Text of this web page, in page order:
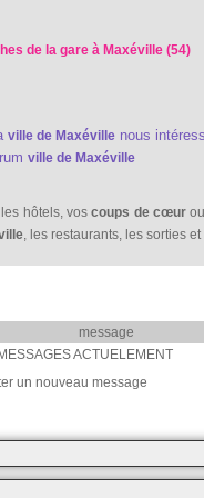
de la gare à Maxéville (54)
ville de Maxéville nous
ville de Maxéville
hôtels, voscoups de cœur
, les restaurants, les sorties
message
ACTUELEMENT
un nouveau message